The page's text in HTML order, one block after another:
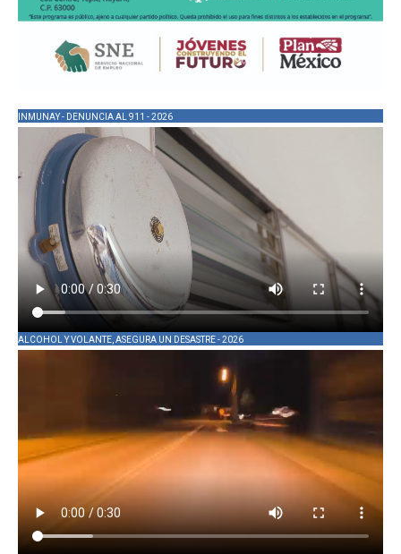
INMUNAY - DENUNCIA AL 911 - 2026
ALCOHOL Y VOLANTE, ASEGURA UN DESASTRE - 2026